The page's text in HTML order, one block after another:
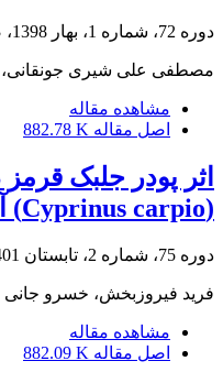
دوره 72، شماره 1، بهار 1398، صفحه
مصطفی علی شیری جونقانی،
مشاهده مقاله
اصل مقاله 882.78 K
(Cyprinus carpio) آلوده‌شده با آئروموناس هیدروفیلا
دوره 75، شماره 2، تابستان 1401، صفحه
فرید فیروزبخش، خسرو جانی
مشاهده مقاله
اصل مقاله 882.09 K